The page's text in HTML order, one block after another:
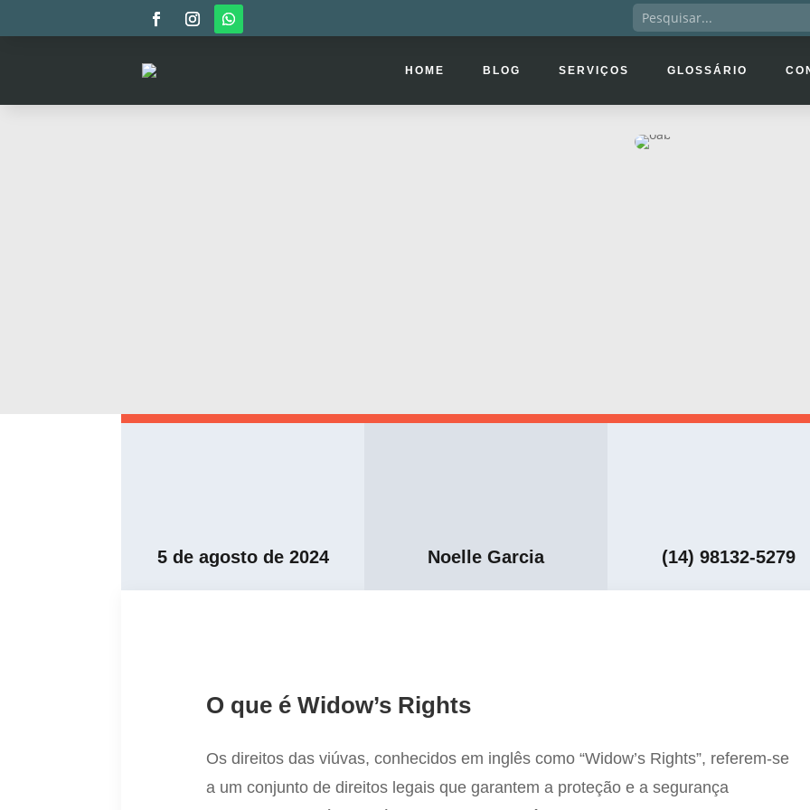
HOME BLOG SERVIÇOS GLOSSÁRIO
5 de agosto de 2024 Noelle Garcia (14) 98132-5279
O que é Widow’s Rights
Os direitos das viúvas, conhecidos em inglês como “Widow’s Rights”, referem-se
a um conjunto de direitos legais que garantem a proteção e a segurança